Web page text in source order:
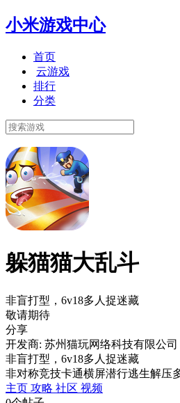
小米游戏中心
首页
云游戏
排行
分类
躲猫猫大乱斗
非盲打型，6v18多人捉迷藏
敬请期待
分享
开发商: 苏州猫玩网络科技有限公司
非盲打型，6v18多人捉迷藏
非对称竞技卡通横屏潜行逃生解压
主页 攻略 社区 视频